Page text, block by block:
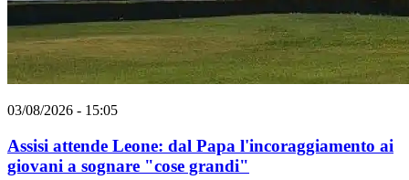
03/08/2026 - 15:05
Assisi attende Leone: dal Papa l'incoraggiamento ai
giovani a sognare "cose grandi"